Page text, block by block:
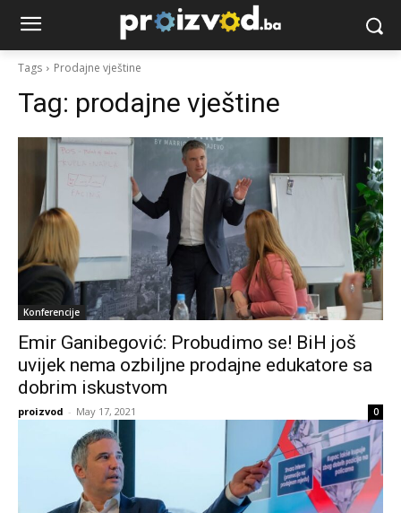
Tags Prodajne vještine
Tag: prodajne vještine
Konferencije
Emir Ganibegović: Probudimo se! BiH još
uvijek nema ozbiljne prodajne edukatore sa
dobrim iskustvom
proizvod - May 17, 2021 0